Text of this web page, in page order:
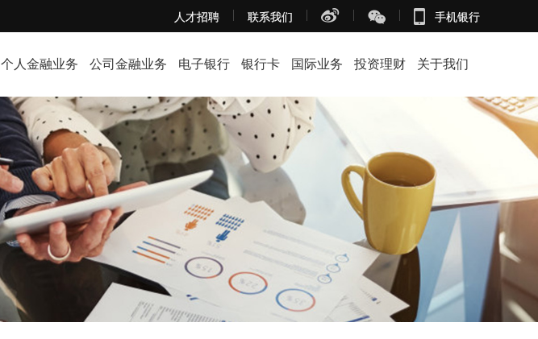
人才招聘 联系我们 手机银行
个人金融业务 公司金融业务 电子银行 银行卡 国际业务 投资理财 关于我们